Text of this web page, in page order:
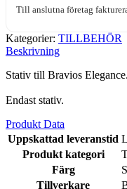
Till anslutna företag
Kategorier: TILLBEHÖR
Beskrivning
Stativ till Bravios
Endast stativ.
Produkt Data
Uppskattad leveranstid
Produkt kategori
Färg
Tillverkare